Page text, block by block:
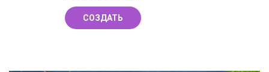
СОЗДАТЬ